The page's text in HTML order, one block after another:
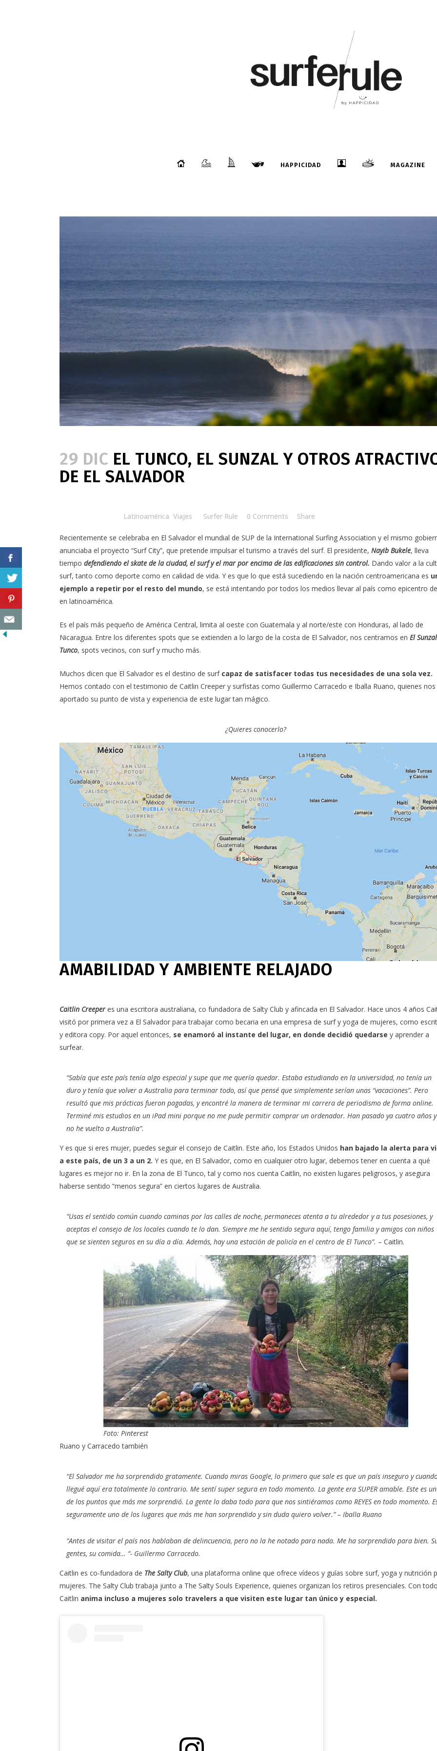
HAPPICIDAD MAGAZINE
29 DIC EL TUNCO, EL SUNZAL Y OTROS
DE EL SALVADOR
Latinoamérica Viajes Surfer Rule 0 Comments Share
Recientemente se celebraba en El Salvador el mundial de SUP de la International Surfing Association y el mismo
anunciaba el proyecto “Surf City”, que pretende impulsar el turismo a través del surf. El presidente, Nayib Bukele, lleva
tiempo defendiendo el skate de la ciudad, el surf y el mar por encima de las edificaciones sin control. Dando valor a la
surf, tanto como deporte como en calidad de vida. Y es que lo que está sucediendo en la nación centroamericana es
ejemplo a repetir por el resto del mundo, se está intentando por todos los medios llevar al país como epicentro
en latinoamérica.
Es el país más pequeño de América Central, limita al oeste con Guatemala y al norte/este con Honduras, al lado de
Nicaragua. Entre los diferentes spots que se extienden a lo largo de la costa de El Salvador, nos centramos en El
Tunco, spots vecinos, con surf y mucho más.
Muchos dicen que El Salvador es el destino de surf capaz de satisfacer todas tus necesidades de una sola vez.
Hemos contado con el testimonio de Caitlin Creeper y surfistas como Guillermo Carracedo e Iballa Ruano, quienes
aportado su punto de vista y experiencia de este lugar tan mágico.
¿Quieres conocerlo?
AMABILIDAD Y AMBIENTE RELAJADO
Caitlin Creeperes una escritora australiana, co fundadora de Salty Club y afincada en El Salvador. Hace unos 4 años
visitó por primera vez a El Salvador para trabajar como becaria en una empresa de surf y yoga de mujeres, como
y editora copy. Por aquel entonces, se enamoró al instante del lugar, en donde decidió quedarse y aprender a
surfear.
“Sabía que este país tenía algo especial y supe que me quería quedar. Estaba estudiando en la universidad, no tenía un
duro y tenía que volver a Australia para terminar todo, así que pensé que simplemente serían unas “vacaciones”. Pero
resultó que mis prácticas fueron pagadas, y encontré la manera de terminar mi carrera de periodismo de forma online.
Terminé mis estudios en un iPad mini porque no me pude permitir comprar un ordenador. Han pasado ya cuatro años y
no he vuelto a Australia”.
Y es que si eres mujer, puedes seguir el consejo de Caitlin. Este año, los Estados Unidos han bajado la alerta para
a este país, de un 3 a un 2. Y es que, en El Salvador, como en cualquier otro lugar, debemos tener en cuenta a qué
lugares es mejor no ir. En la zona de El Tunco, tal y como nos cuenta Caitlin, no existen lugares peligrosos, y asegura
haberse sentido “menos segura” en ciertos lugares de Australia.
“Usas el sentido común cuando caminas por las calles de noche, permaneces atenta a tu alrededor y a tus posesiones, y
aceptas el consejo de los locales cuando te lo dan. Siempre me he sentido segura aquí, tengo familia y amigos con niños
que se sienten seguros en su día a día. Además, hay una estación de policía en el centro de El Tunco”. – Caitlin.
Foto: Pinterest
Ruano y Carracedo también
“El Salvador me ha sorprendido gratamente. Cuando miras Google, lo primero que sale es que un país inseguro y
llegué aquí era totalmente lo contrario. Me sentí super segura en todo momento. La gente era SUPER amable. Este es
de los puntos que más me sorprendió. La gente lo daba todo para que nos sintiéramos como REYES en todo momento.
seguramente uno de los lugares que más me han sorprendido y sin duda quiero volver.” – Iballa Ruano
“Antes de visitar el país nos hablaban de delincuencia, pero no la he notado para nada. Me ha sorprendido para bien.
gentes, su comida… “- Guillermo Carracedo.
Caitlin es co-fundadora de The Salty Club, una plataforma online que ofrece vídeos y guías sobre surf, yoga y nutrición
mujeres. The Salty Club trabaja junto a The Salty Souls Experience, quienes organizan los retiros presenciales. Con
Caitlin anima incluso a mujeres solo travelers a que visiten este lugar tan único y especial.